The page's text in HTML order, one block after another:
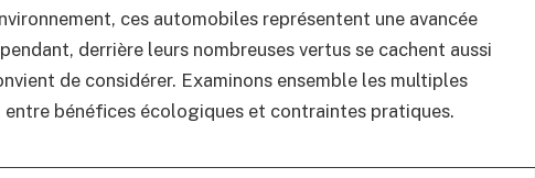
ces automobiles représentent une avancée
derrière leurs nombreuses vertus se cachent aussi
de considérer. Examinons ensemble les multiples
bénéfices écologiques et contraintes pratiques.